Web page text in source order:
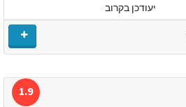
יעודכן בקרוב
1.9